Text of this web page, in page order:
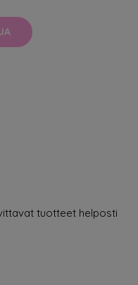
tuotteet helposti